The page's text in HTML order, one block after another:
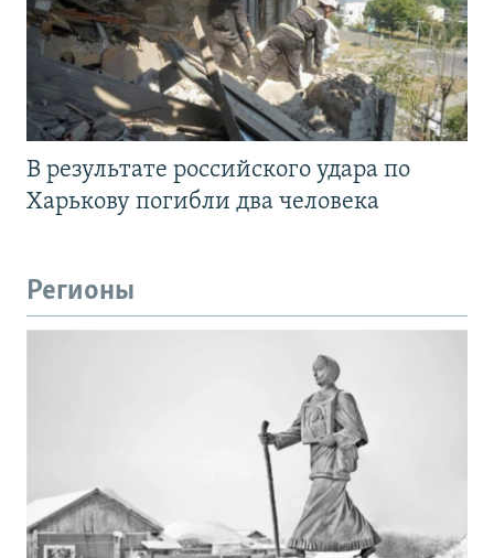
В результате российского удара по
Харькову погибли два человека
Регионы